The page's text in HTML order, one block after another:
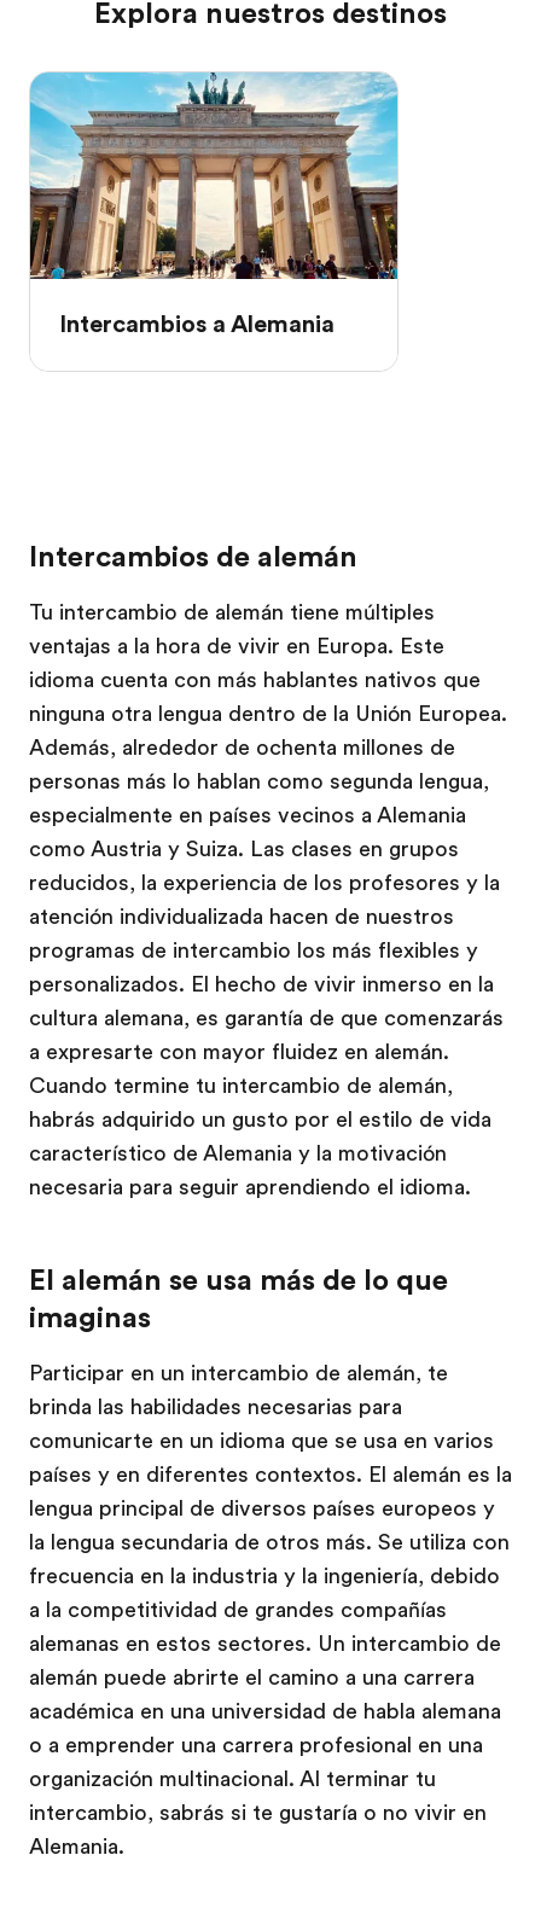
Explora nuestros destinos
Intercambios a Alemania
Intercambios de alemán
Tu intercambio de alemán tiene múltiples
ventajas a la hora de vivir en Europa. Este
idioma cuenta con más hablantes nativos que
ninguna otra lengua dentro de la Unión Europea.
Además, alrededor de ochenta millones de
personas más lo hablan como segunda lengua,
especialmente en países vecinos a Alemania
como Austria y Suiza. Las clases en grupos
reducidos, la experiencia de los profesores y la
atención individualizada hacen de nuestros
programas de intercambio los más flexibles y
personalizados. El hecho de vivir inmerso en la
cultura alemana, es garantía de que comenzarás
a expresarte con mayor fluidez en alemán.
Cuando termine tu intercambio de alemán,
habrás adquirido un gusto por el estilo de vida
característico de Alemania y la motivación
necesaria para seguir aprendiendo el idioma.
El alemán se usa más de lo que
imaginas
Participar en un intercambio de alemán, te
brinda las habilidades necesarias para
comunicarte en un idioma que se usa en varios
países y en diferentes contextos. El alemán es la
lengua principal de diversos países europeos y
la lengua secundaria de otros más. Se utiliza con
frecuencia en la industria y la ingeniería, debido
a la competitividad de grandes compañías
alemanas en estos sectores. Un intercambio de
alemán puede abrirte el camino a una carrera
académica en una universidad de habla alemana
o a emprender una carrera profesional en una
organización multinacional. Al terminar tu
intercambio, sabrás si te gustaría o no vivir en
Alemania.